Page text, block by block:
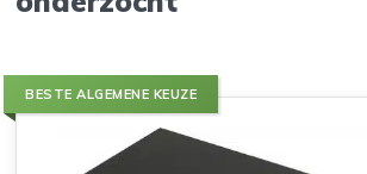
BESTE ALGEMENE KEUZE